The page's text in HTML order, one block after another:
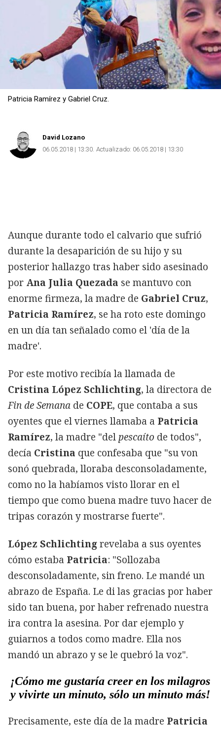
Patricia Ramírez y Gabriel Cruz.
David Lozano
06.05.2018 | 13:30 Actualizado: 06.05.2018 | 13:30
Aunque durante todo el calvario que sufrió
durante la desaparición de su hijo y su
posterior hallazgo tras haber sido asesinado
por Ana Julia Quezada se mantuvo con
enorme firmeza, la madre de Gabriel Cruz,
Patricia Ramírez, se ha roto este domingo
en un día tan señalado como el 'día de la
madre'.
Por este motivo recibía la llamada de
Cristina López Schlichting, la directora de
Fin de Semana de COPE, que contaba a sus
oyentes que el viernes llamaba a Patricia
Ramírez, la madre "del pescaíto de todos",
decía Cristina que confesaba que "su von
sonó quebrada, lloraba desconsoladamente,
como no la habíamos visto llorar en el
tiempo que como buena madre tuvo hacer de
tripas corazón y mostrarse fuerte".
López Schlichtingrevelaba a sus oyentes
cómo estaba Patricia: "Sollozaba
desconsoladamente, sin freno. Le mandé un
abrazo de España. Le di las gracias por haber
sido tan buena, por haber refrenado nuestra
ira contra la asesina. Por dar ejemplo y
guiarnos a todos como madre. Ella nos
mandó un abrazo y se le quebró la voz".
¡Cómo me gustaría creer en los milagros
y vivirte un minuto, sólo un minuto más!
Precisamente, este día de la madre Patricia